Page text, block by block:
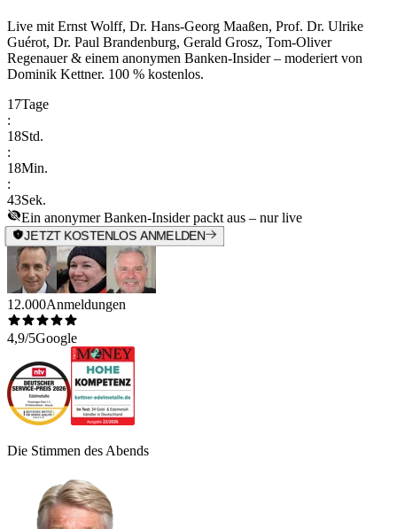
Live mit Ernst Wolff, Dr. Hans-Georg Maaßen, Prof. Dr. Ulrike
Guérot, Dr. Paul Brandenburg, Gerald Grosz, Tom-Oliver
Regenauer & einem anonymen Banken-Insider– moderiert von
Dominik Kettner. 100 % kostenlos.
17Tage
:
18Std.
:
18Min.
:
43Sek.
Ein anonymer Banken-Insider packt aus – nur live
JETZT KOSTENLOS ANMELDEN
12.000Anmeldungen
4,9/5Google
Die Stimmen des Abends